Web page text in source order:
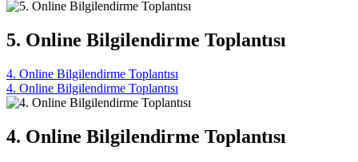
5. Online Bilgilendirme Toplantısı
4. Online Bilgilendirme Toplantısı
4. Online Bilgilendirme Toplantısı
4. Online Bilgilendirme Toplantısı